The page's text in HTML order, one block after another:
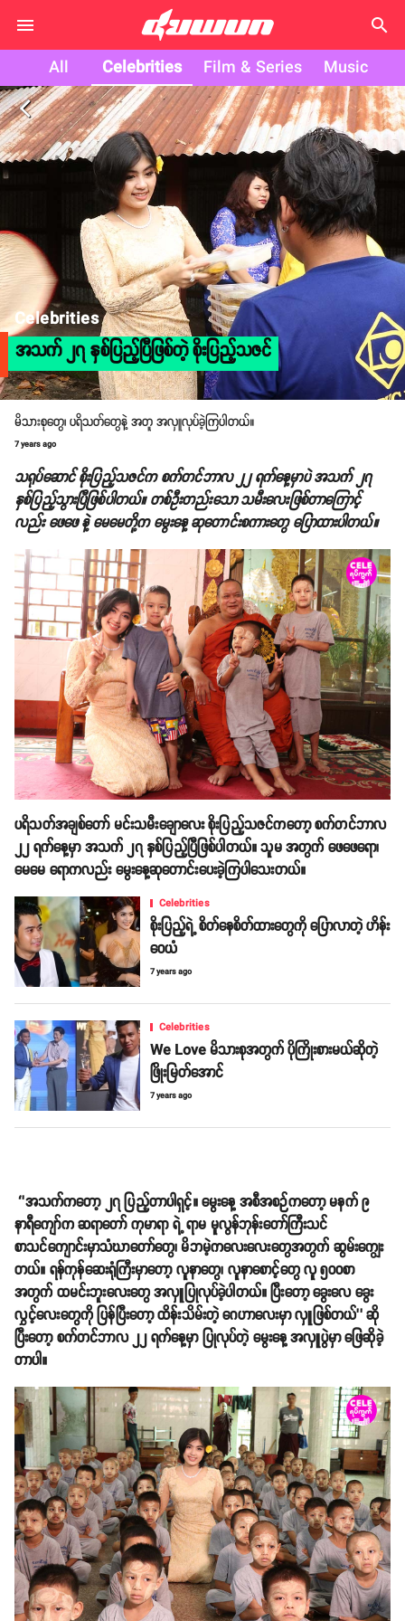
search
All Celebrities Film & Series Music
arrow_back_ios
Celebrities
အသက် ၂၇ နှစ်ပြည့်ပြီဖြစ်တဲ့ စိုးပြည့်သဇင်
မိသားစုတွေ၊ ပရိသတ်တွေနဲ့ အတူ အလှူလုပ်ခဲ့ကြပါတယ်။
7 years ago
သရုပ်ဆောင် စိုးပြည့်သဇင်က စက်တင်ဘာလ ၂၂ ရက်နေ့မှာပဲ အသက် ၂၇
နှစ်ပြည့်သွားပြီဖြစ်ပါတယ်။ တစ်ဦးတည်းသော သမီးလေးဖြစ်တာကြောင့်
လည်း ဖေဖေ နဲ့ မေမေတို့က မွေးနေ့ ဆုတောင်းစကားတွေ ပြောထားပါတယ်။
ပရိသတ်အချစ်တော် မင်းသမီးချောလေး စိုးပြည့်သဇင်ကတော့ စက်တင်ဘာလ
၂၂ ရက်နေ့မှာ အသက် ၂၇ နှစ်ပြည့်ပြီဖြစ်ပါတယ်။ သူမ အတွက် ဖေဖေရော၊
မေမေ ရောကလည်း မွေးနေ့ဆုတောင်းပေးခဲ့ကြပါသေးတယ်။
Celebrities
စိုးပြည့်ရဲ့ စိတ်နေစိတ်ထားတွေကို ပြောလာတဲ့ ဟိန်း
ဝေယံ
7 years ago
Celebrities
We Love မိသားစုအတွက် ပိုကြိုးစားမယ်ဆိုတဲ့
ဖြိုးမြတ်အောင်
7 years ago
‘’အသက်ကတော့ ၂၇ ပြည့်တာပါရှင့်။ မွေးနေ့ အစီအစဉ်ကတော့ မနက် ၉
နာရီကျော်က ဆရာတော် ကုမာရာ ရဲ့ ရာမ မူလွန်ဘုန်းတော်ကြီးသင်
စာသင်ကျောင်းမှာသံဃာတော်တွေ၊ မိဘမဲ့ကလေးလေးတွေအတွက် ဆွမ်းကျွေး
တယ်။ ရန်ကုန်ဆေးရုံကြီးမှာတော့ လူနာတွေ၊ လူနာစောင့်တွေ လူ ၅၀၀စာ
အတွက် ထမင်းဘူးလေးတွေ အလှူပြုလုပ်ခဲ့ပါတယ်။ ပြီးတော့ ခွေးလေ ခွေး
လွှင့်လေးတွေကို ပြန်ပြီးတော့ ထိန်းသိမ်းတဲ့ ဂေဟာလေးမှာ လှူဖြစ်တယ်’’ ဆို
ပြီးတော့ စက်တင်ဘာလ ၂၂ ရက်နေ့မှာ ပြုလုပ်တဲ့ မွေးနေ့ အလှူပွဲမှာ ဖြေဆိုခဲ့
တာပါ။